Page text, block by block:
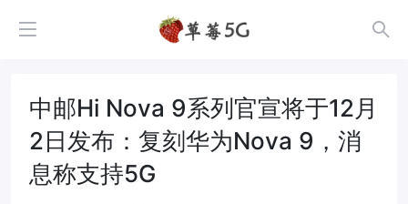
中邮Hi Nova 9系列官宣将于12月
2日发布：复刻华为Nova 9，消
息称支持5G